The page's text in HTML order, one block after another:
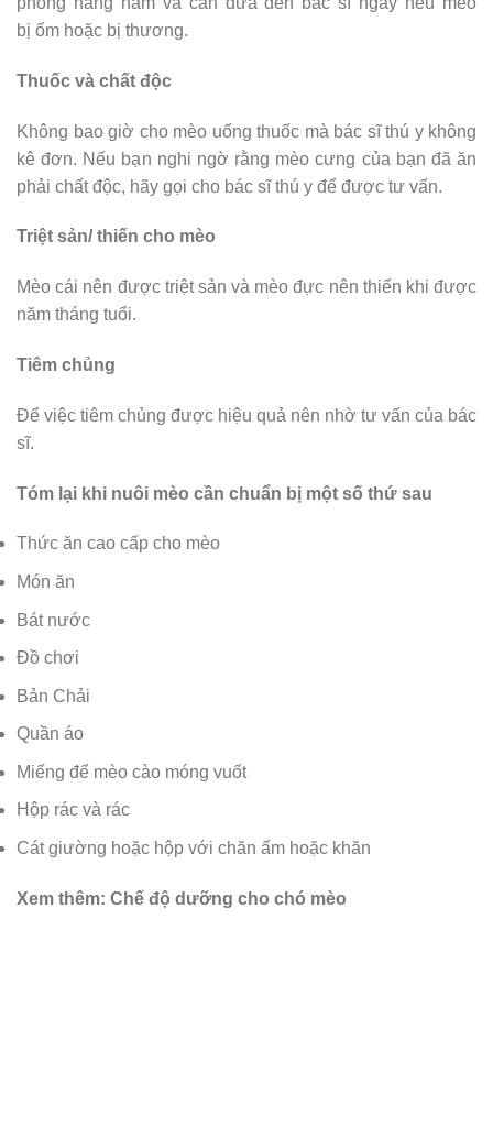
bị ốm hoặc bị thương.
Thuốc và chất độc
Không bao giờ cho mèo uống thuốc mà bác sĩ thú y không
kê đơn. Nếu bạn nghi ngờ rằng mèo cưng của bạn đã ăn
phải chất độc, hãy gọi cho bác sĩ thú y để được tư vấn.
Triệt sản/ thiến cho mèo
Mèo cái nên được triệt sản và mèo đực nên thiến khi được
năm tháng tuổi.
Tiêm chủng
Để việc tiêm chủng được hiệu quả nên nhờ tư vấn của bác
sĩ.
Tóm lại khi nuôi mèo cần chuẩn bị một số thứ sau
Thức ăn cao cấp cho mèo
Món ăn
Bát nước
Đồ chơi
Bản Chải
Quần áo
Miếng để mèo cào móng vuốt
Hộp rác và rác
Cát giường hoặc hộp với chăn ấm hoặc khăn
Xem thêm: Chế độ dưỡng cho chó mèo